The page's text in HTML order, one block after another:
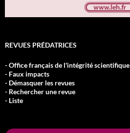
REVUES PRÉDATRICES
- Office français de l'intégrité scientifique
- Faux impacts
- Démasquer les revues
- Rechercher une revue
- Liste